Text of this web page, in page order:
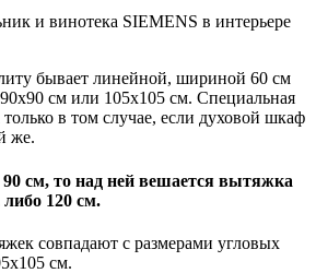
и винотека SIEMENS в интерьере
бывает линейной, шириной 60 см
см или 105х105 см. Специальная
в том случае, если духовой шкаф
же.
см, то над ней вешается вытяжка
120 см.
совпадают с размерами угловых
см.